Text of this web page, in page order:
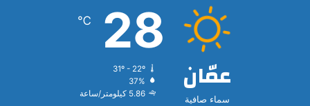
عمّان
سماء صافية
28
℃
31º - 22º
37%
5.86 كيلومتر/ساعة